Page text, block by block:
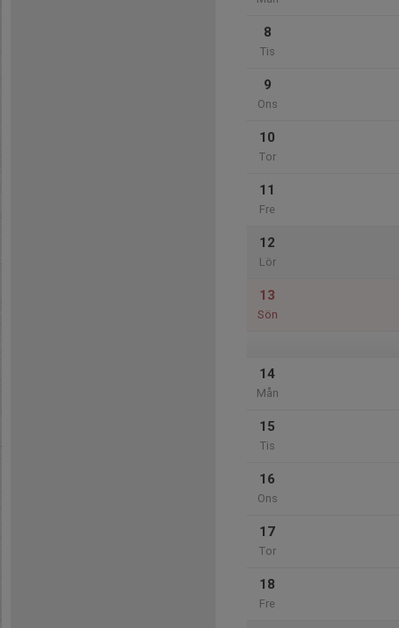
8
Tis
9
Ons
10
Tor
11
Fre
12
Lör
13
Sön
14
Mån
15
Tis
16
Ons
17
Tor
18
Fre